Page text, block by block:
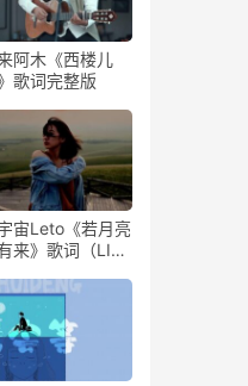
阿木《西楼儿
歌词完整版
宙Leto《若月亮
来》歌词（LIVE